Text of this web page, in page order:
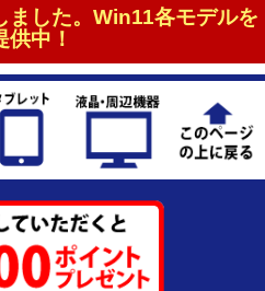
した。Win11各モデルを
供中！